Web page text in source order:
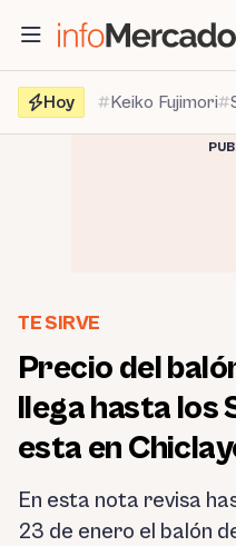
contenido
Hoy
Keiko Fujimori
TE SIRVE
Precio del
llega hasta los
esta en
En esta nota revisa
23 de enero el balón